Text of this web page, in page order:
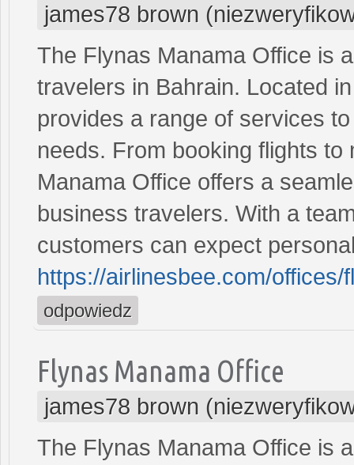
james78 brown
The Flynas Manama Office is
travelers in Bahrain. Located
provides a range of services
needs. From booking flights
Manama Office offers a
business travelers. With a
customers can expect
https://airlinesbee.com/
odpowiedz
Flynas Manama Office
james78 brown
The Flynas Manama Office is